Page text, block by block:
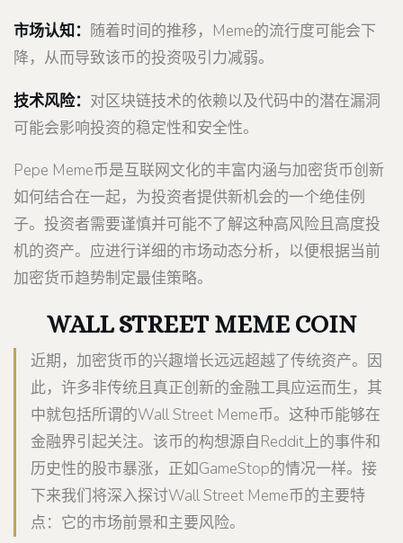
市场认知： 随着时间的推移，Meme的流行度可能会下
降，从而导致该币的投资吸引力减弱。
技术风险： 对区块链技术的依赖以及代码中的潜在漏洞
可能会影响投资的稳定性和安全性。
Pepe Meme币是互联网文化的丰富内涵与加密货币创新
如何结合在一起，为投资者提供新机会的一个绝佳例
子。投资者需要谨慎并可能不了解这种高风险且高度投
机的资产。应进行详细的市场动态分析，以便根据当前
加密货币趋势制定最佳策略。
WALL STREET MEME COIN
近期，加密货币的兴趣增长远远超越了传统资产。因
此，许多非传统且真正创新的金融工具应运而生，其
中就包括所谓的Wall Street Meme币。这种币能够在
金融界引起关注。该币的构想源自Reddit上的事件和
历史性的股市暴涨，正如GameStop的情况一样。接
下来我们将深入探讨Wall Street Meme币的主要特
点：它的市场前景和主要风险。